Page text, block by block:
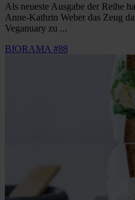
Als neueste Ausgabe der Reihe
Anne-Kathrin Weber das Zeug
Veganuary zu ...
BIORAMA #88